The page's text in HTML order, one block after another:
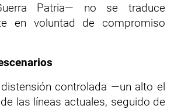
Patria— no se traduce
en voluntad de compromiso
controlada —un alto el
las líneas actuales, seguido de